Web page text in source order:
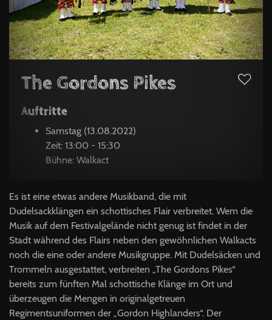
The Gordons Pikes
Auftritte
Samstag (13.08.2022)
Zeit: 13:00 - 15:30
Bühne: Walkact
Es ist eine etwas andere Musikband, die mit
Dudelsackklängen ein schottisches Flair verbreitet. Wem die
Musik auf dem Festivalgelände nicht genug ist findet in der
Stadt während des Flairs neben den gewöhnlichen Walkacts
noch die eine oder andere Musikgruppe. Mit Dudelsäcken und
Trommeln ausgestattet, verbreiten „The Gordons Pikes“
bereits zum fünften Mal schottische Klänge im Ort und
überzeugen die Mengen in originalgetreuen
Regimentsuniformen der „Gordon Highlanders“. Der